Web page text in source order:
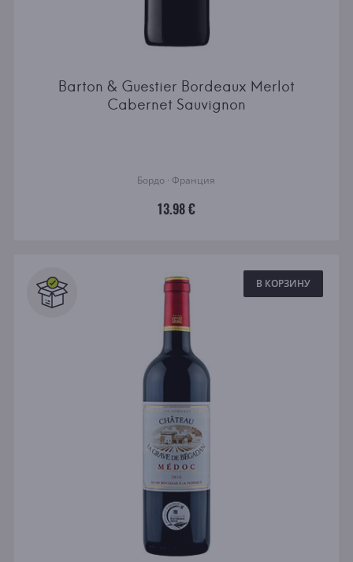
Barton & Guestier Bordeaux Merlot
Cabernet Sauvignon
Бордо · Франция
13.98 €
В КОРЗИНУ